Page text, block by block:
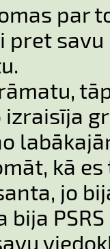
par
pret
izraisīja
kā
jo
bija